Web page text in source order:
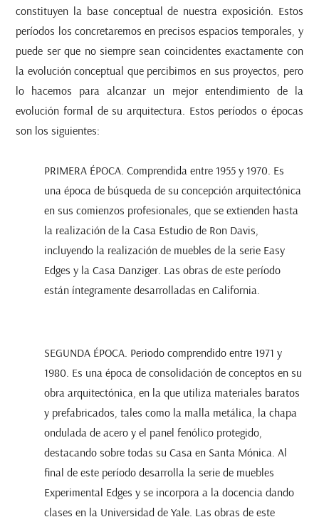
constituyen la base conceptual de nuestra exposición. Estos
períodos los concretaremos en precisos espacios temporales, y
puede ser que no siempre sean coincidentes exactamente con
la evolución conceptual que percibimos en sus proyectos, pero
lo hacemos para alcanzar un mejor entendimiento de la
evolución formal de su arquitectura. Estos períodos o épocas
son los siguientes:
PRIMERA ÉPOCA. Comprendida entre 1955 y 1970. Es
una época de búsqueda de su concepción arquitectónica
en sus comienzos profesionales, que se extienden hasta
la realización de la Casa Estudio de Ron Davis,
incluyendo la realización de muebles de la serie Easy
Edges y la Casa Danziger. Las obras de este período
están íntegramente desarrolladas en California.
SEGUNDA ÉPOCA. Periodo comprendido entre 1971 y
1980. Es una época de consolidación de conceptos en su
obra arquitectónica, en la que utiliza materiales baratos
y prefabricados, tales como la malla metálica, la chapa
ondulada de acero y el panel fenólico protegido,
destacando sobre todas su Casa en Santa Mónica. Al
final de este período desarrolla la serie de muebles
Experimental Edges y se incorpora a la docencia dando
clases en la Universidad de Yale. Las obras de este